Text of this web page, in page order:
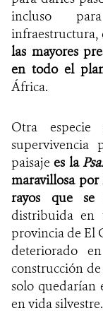
incluso
infraestructura,
las mayores
en todo el
África.
Otra
supervivencia
paisajees la
maravillosa por
rayos que se
distribuida
provincia de El
deteriorado
construcción
solo
en vida silvestre.